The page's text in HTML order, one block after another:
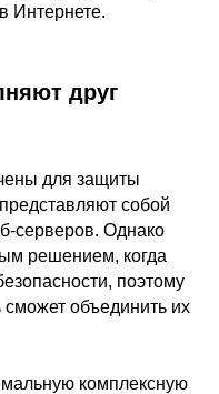
Интернете.
друг
для защиты
собой
серверов. Однако
решением, когда
поэтому
сможет объединить их
комплексную